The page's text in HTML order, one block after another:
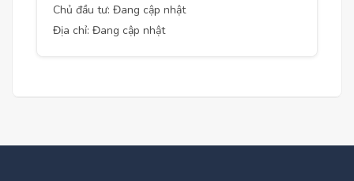
Chủ đầu tư: Đang cập nhật
Địa chỉ: Đang cập nhật